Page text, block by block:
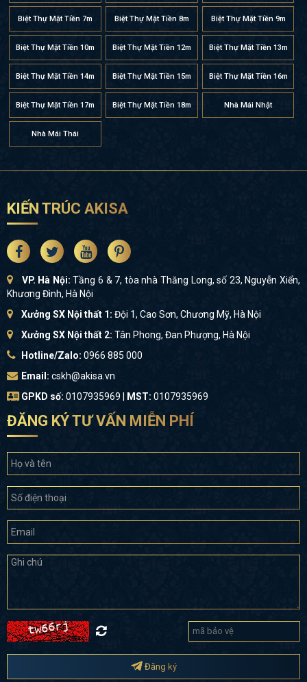
Biệt Thự Mặt Tiền 7m Biệt Thự Mặt Tiền 8m Biệt Thự Mặt Tiền 9m
Biệt Thự Mặt Tiền 10m Biệt Thự Mặt Tiền 12m Biệt Thự Mặt Tiền 13m
Biệt Thự Mặt Tiền 14m Biệt Thự Mặt Tiền 15m Biệt Thự Mặt Tiền 16m
Biệt Thự Mặt Tiền 17m Biệt Thự Mặt Tiền 18m Nhà Mái Nhật
Nhà Mái Thái
KIẾN TRÚC AKISA
VP. Hà Nội:Tầng 6 & 7, tòa nhà Thăng Long, số 23, Nguyễn Xiển,
Khương Đình, Hà Nội
Xưởng SX Nội thất 1: Đội 1, Cao Sơn, Chương Mỹ, Hà Nội
Xưởng SX Nội thất 2: Tân Phong, Đan Phượng, Hà Nội
Hotline/Zalo: 0966 885 000
Email: cskh@akisa.vn
GPKD số: 0107935969 | MST: 0107935969
ĐĂNG KÝ TƯ VẤN MIỄN PHÍ
Đăng ký